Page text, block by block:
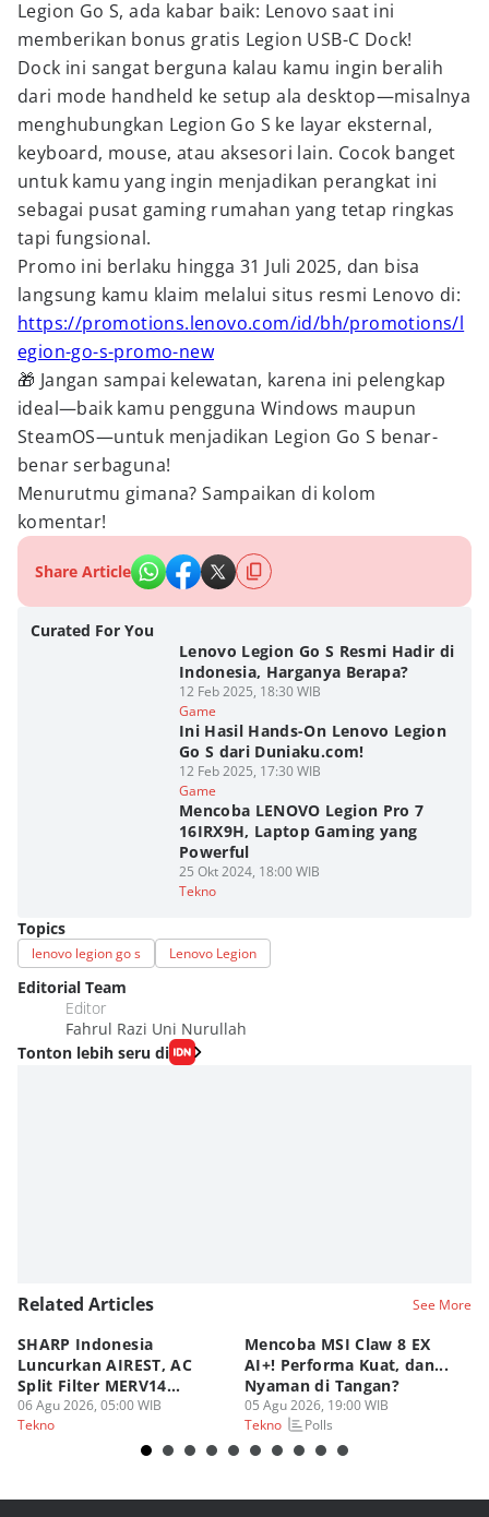
Legion Go S, ada kabar baik: Lenovo saat ini
memberikan bonus gratis Legion USB-C Dock!
Dock ini sangat berguna kalau kamu ingin beralih
dari mode handheld ke setup ala desktop—misalnya
menghubungkan Legion Go S ke layar eksternal,
keyboard, mouse, atau aksesori lain. Cocok banget
untuk kamu yang ingin menjadikan perangkat ini
sebagai pusat gaming rumahan yang tetap ringkas
tapi fungsional.
Promo ini berlaku hingga 31 Juli 2025, dan bisa
langsung kamu klaim melalui situs resmi Lenovo di:
https://promotions.lenovo.com/id/bh/promotions/l
egion-go-s-promo-new
🎁 Jangan sampai kelewatan, karena ini pelengkap
ideal—baik kamu pengguna Windows maupun
SteamOS—untuk menjadikan Legion Go S benar-
benar serbaguna!
Menurutmu gimana? Sampaikan di kolom
komentar!
Share Article
Curated For You
Lenovo Legion Go S Resmi Hadir di
Indonesia, Harganya Berapa?
12 Feb 2025, 18:30 WIB
Game
Ini Hasil Hands-On Lenovo Legion
Go S dari Duniaku.com!
12 Feb 2025, 17:30 WIB
Game
Mencoba LENOVO Legion Pro 7
16IRX9H, Laptop Gaming yang
Powerful
25 Okt 2024, 18:00 WIB
Tekno
Topics
lenovo legion go s Lenovo Legion
Editorial Team
Editor
Fahrul Razi Uni Nurullah
Tonton lebih seru di
Related Articles See More
SHARP Indonesia
Luncurkan AIREST, AC
Split Filter MERV14
Perdana!
06 Agu 2026, 05:00 WIB
Tekno
Mencoba MSI Claw 8 EX
AI+! Performa Kuat, dan...
Nyaman di Tangan?
05 Agu 2026, 19:00 WIB
Tekno
Polls